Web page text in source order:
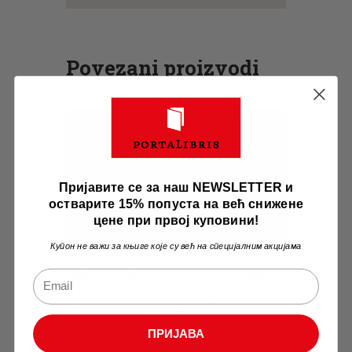
Povezani proizvodi
Staroj Srbiji
Akcija
Spira
Пријавите се за наш NEWSLETTER и
остварите 15% попуста на већ снижене
цене при првој куповини!
Купон не важи за књиге које су већ на специјалним акцијама
ПРИЈАВА